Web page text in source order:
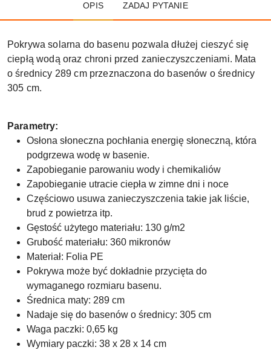
OPIS ZADAJ PYTANIE
Pokrywa solarna do basenu pozwala dłużej cieszyć się
ciepłą wodą oraz chroni przed zanieczyszczeniami. Mata
o średnicy 289 cm przeznaczona do basenów o średnicy
305 cm.
Parametry:
Osłona słoneczna pochłania energię słoneczną, która
podgrzewa wodę w basenie.
Zapobieganie parowaniu wody i chemikaliów
Zapobieganie utracie ciepła w zimne dni i noce
Częściowo usuwa zanieczyszczenia takie jak liście,
brud z powietrza itp.
Gęstość użytego materiału: 130 g/m2
Grubość materiału: 360 mikronów
Materiał: Folia PE
Pokrywa może być dokładnie przycięta do
wymaganego rozmiaru basenu.
Średnica maty: 289 cm
Nadaje się do basenów o średnicy: 305 cm
Waga paczki: 0,65 kg
Wymiary paczki: 38 x 28 x 14 cm